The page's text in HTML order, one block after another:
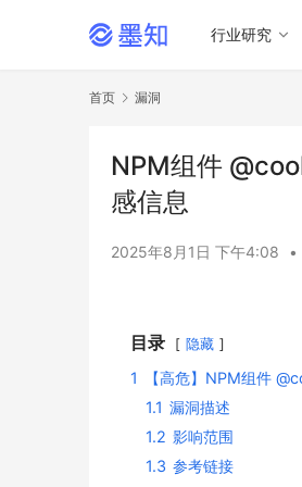
行业研究
首页 漏洞
NPM组件
感信息
2025年8月1日 下午4:08 •
目录 隐藏
1
【高危】NPM组件
1.1 漏洞描述
1.2 影响范围
1.3 参考链接